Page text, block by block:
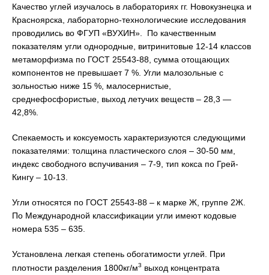
Качество углей изучалось в лабораториях гг. Новокузнецка и
Красноярска, лабораторно-технологические исследования
проводились во ФГУП «ВУХИН». По качественным
показателям угли однородные, витринитовые 12-14 классов
метаморфизма по ГОСТ 25543-88, сумма отощающих
компонентов не превышает 7 %. Угли малозольные с
зольностью ниже 15 %, малосернистые,
среднефосфористые, выход летучих веществ – 28,3 —
42,8%.
Спекаемость и коксуемость характеризуются следующими
показателями: толщина пластического слоя – 30-50 мм,
индекс свободного вспучивания – 7-9, тип кокса по Грей-
Кингу – 10-13.
Угли относятся по ГОСТ 25543-88 – к марке Ж, группе 2Ж.
По Международной классификации угли имеют кодовые
номера 535 – 635.
Установлена легкая степень обогатимости углей. При
плотности разделения 1800кг/м3 выход концентрата